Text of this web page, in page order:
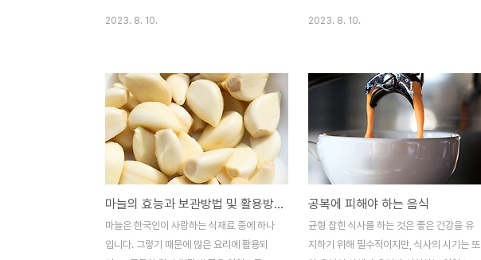
좋은 음식들을 보시고 기호에 맞춰서 드시면
소화불량에 도움이 되실 겁니다. 함께 보면
좋은 글 바나나, 소화 잘되는 음식!? 변비? 갈
색반점? 냉장보관? 바나나, 소화 잘되는 음
식!? 변비? 갈색반점? 냉장보관? 바나나는 요
즘 마트에서 찾아보기 쉬운 과일 중 하나입니
다. 사람들이 바나나가 어디에 좋다말은 많이
하지만 진짜 어디에 좋은지 그리고 어떤 도움
을 주는지 잘 모르는 경우가 많습니다. 이러
2023. 8. 10.
양 가치 당근은 베타카로틴, 비타민 A, 비타
민 K, 칼륨 및 식이 섬유 등 다양한 영양소를
풍부하게 함유하고 있습니다. 2.당근의 건강
이점 시력 개선 베타카로틴은 눈 건강에 중요
한 영양소로, 당근은 시력을 보호하고 눈 건
강을 개선하는 데 도움을 줍니다. 항산화 효
과 당근은 항산화 물질을 풍부하게 함유하여
자유 라디칼을 제거하고 세포 손상을 예방하
는 데 기여합니다. 소화 지원 식이 섬유가 풍
2023. 8. 10.
마늘의 효능과 보관방법 및 활용방법
마늘은 한국인이 사랑하는 식재료 중에 하나
입니다. 그렇기 때문에 많은 요리에 활용되
공복에 피해야 하는 음식
균형 잡힌 식사를 하는 것은 좋은 건강을 유
지하기 위해 필수적이지만, 식사의 시기는 또